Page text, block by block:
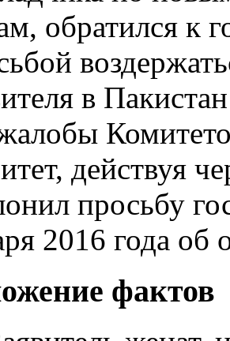
обратился к
в
действуя
просьбу
2016 года
фактов